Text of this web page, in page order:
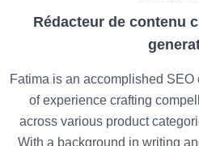
Rédacteur de contenu
Fatima is an accomplished
of experience crafting
across various product
With a background in writing